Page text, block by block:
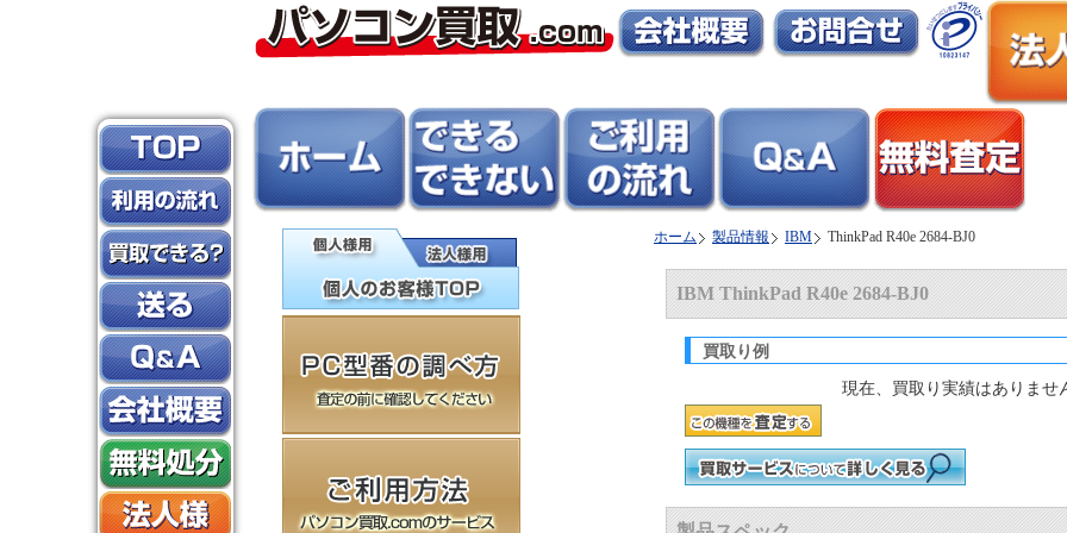
ホーム 製品情報 IBM ThinkPad R40e 2684-BJ0
IBM ThinkPad R40e 2684-BJ0
買取り例
現在、買取り実績はありませ